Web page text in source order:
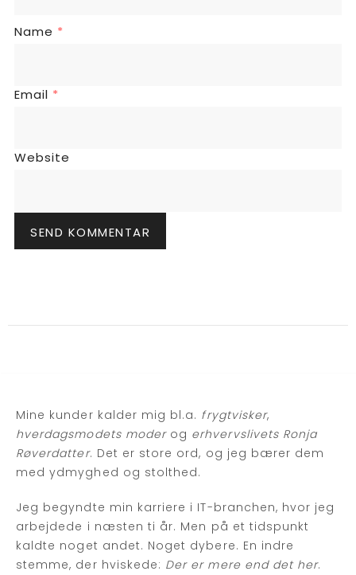
Name *
Email *
Website
Mine kunder kalder mig bl.a. frygtvisker,
hverdagsmodets moderog erhvervslivets Ronja
Røverdatter. Det er store ord, og jeg bærer dem
med ydmyghed og stolthed.
Jeg begyndte min karriere i IT-branchen, hvor jeg
arbejdede i næsten ti år. Men på et tidspunkt
kaldte noget andet. Noget dybere. En indre
stemme, der hviskede: Der er mere end det her.